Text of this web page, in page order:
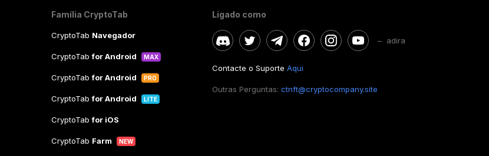
Família CryptoTab
CryptoTab Navegador
CryptoTabfor Android MAX
CryptoTabfor Android PRO
CryptoTabfor Android LITE
CryptoTabfor iOS
CryptoTab Farm NEW
Ligado como
– adira
Contacte o Suporte Aqui
Outras Perguntas: ctnft@cryptocompany.site